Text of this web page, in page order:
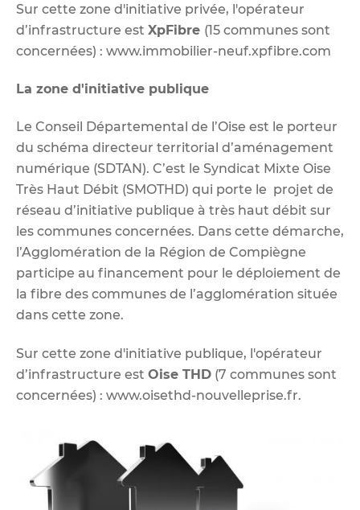
Sur cette zone d'initiative privée, l'opérateur
d’infrastructure est XpFibre (15 communes sont
concernées) : www.immobilier-neuf.xpfibre.com
La zone d'initiative publique
Le Conseil Départemental de l’Oise est le porteur
du schéma directeur territorial d’aménagement
numérique (SDTAN). C’est le Syndicat Mixte Oise
Très Haut Débit (SMOTHD) qui porte le projet de
réseau d’initiative publique à très haut débit sur
les communes concernées. Dans cette démarche,
l’Agglomération de la Région de Compiègne
participe au financement pour le déploiement de
la fibre des communes de l’agglomération située
dans cette zone.
Sur cette zone d'initiative publique, l'opérateur
d’infrastructure est Oise THD (7 communes sont
concernées) : www.oisethd-nouvelleprise.fr.